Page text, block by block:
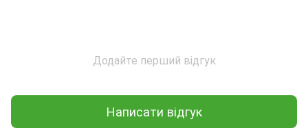
Додайте перший відгук
Написати відгук